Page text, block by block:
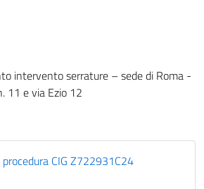
intervento serrature – sede di Roma -
11 e via Ezio 12
CIG Z722931C24